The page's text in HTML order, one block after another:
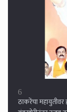
7
सिल्लोड पंचायत